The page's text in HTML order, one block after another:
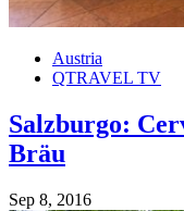
Austria
QTRAVEL TV
Salzburgo:
Bräu
Sep 8, 2016